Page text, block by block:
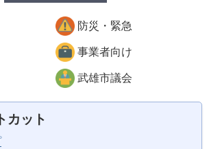
防災・緊急
事業者向け
武雄市議会
カット